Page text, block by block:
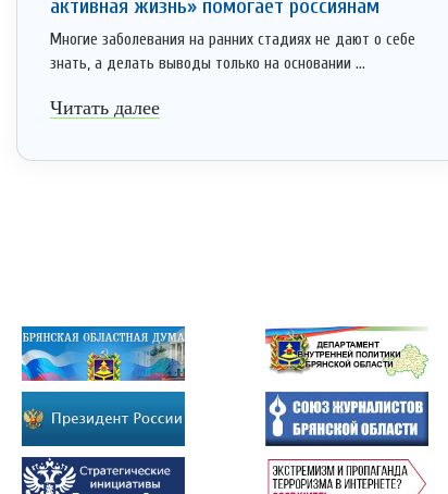
активная жизнь» помогает россиянам
Многие заболевания на ранних стадиях не дают о себе
знать, а делать выводы только на основании ...
Читать далее